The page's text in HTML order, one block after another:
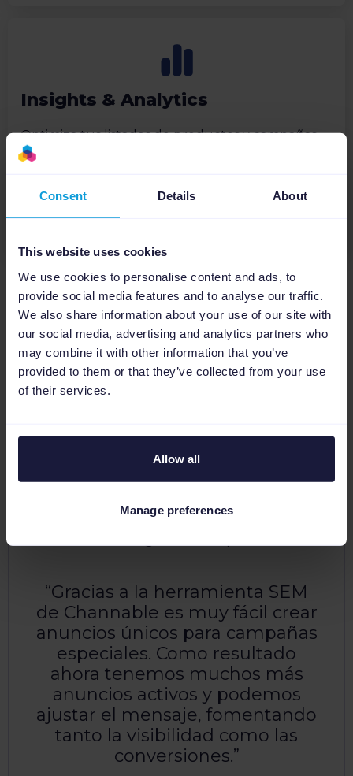
Consent Details About
This website uses cookies
We use cookies to personalise content and ads, to
provide social media features and to analyse our traffic.
We also share information about your use of our site with
our social media, advertising and analytics partners who
may combine it with other information that you’ve
provided to them or that they’ve collected from your use
of their services.
Allow all
Manage preferences
Insights & Analytics
Optimiza tus listados de productos y campañas
publicitarias con datos de rendimiento en tiempo
puedas aumentar las conversiones y mostrar tu
Estás en buena compañía.
Compruébalo tu mismo.
Lucia Fuentes Aguilera
Gracias a la herramienta SEM
de Channable es muy fácil crear
anuncios únicos para campañas
especiales. Como resultado
ahora tenemos muchos más
anuncios activos y podemos
ajustar el mensaje, fomentando
tanto la visibilidad como las
conversiones.